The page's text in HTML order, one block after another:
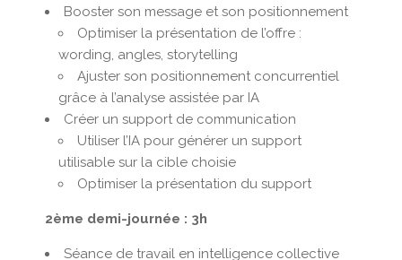
Booster son message et son positionnement
Optimiser la présentation de l’offre :
wording, angles, storytelling
Ajuster son positionnement concurrentiel
grâce à l’analyse assistée par IA
Créer un support de communication
Utiliser l’IA pour générer un support
utilisable sur la cible choisie
Optimiser la présentation du support
2ème demi-journée : 3h
Séance de travail en intelligence collective